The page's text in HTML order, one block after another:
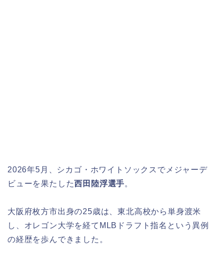
2026年5月、シカゴ・ホワイトソックスでメジャーデ
ビューを果たした西田陸浮選手。
大阪府枚方市出身の25歳は、東北高校から単身渡米
し、オレゴン大学を経てMLBドラフト指名という異例
の経歴を歩んできました。